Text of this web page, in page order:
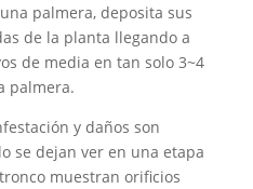
palmera, deposita sus
de la planta llegando a
de media en tan solo 3~4
palmera.
y daños son
se dejan ver en una etapa
muestran orificios